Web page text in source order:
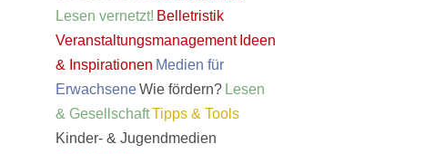
Lesen vernetzt! Belletristik
Veranstaltungsmanagement Ideen
& Inspirationen Medien für
ErwachseneWie fördern? Lesen
& GesellschaftTipps & Tools
Kinder- & Jugendmedien